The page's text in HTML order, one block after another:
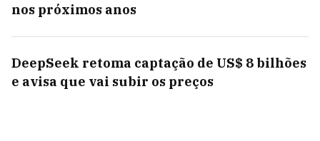
nos próximos anos
DeepSeek retoma captação de US$ 8 bilhões
e avisa que vai subir os preços